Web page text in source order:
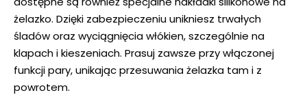
żelazko. Dzięki zabezpieczeniu unikniesz trwałych
śladów oraz wyciągnięcia włókien, szczególnie na
klapach i kieszeniach. Prasuj zawsze przy włączonej
funkcji pary, unikając przesuwania żelazka tam i z
powrotem.